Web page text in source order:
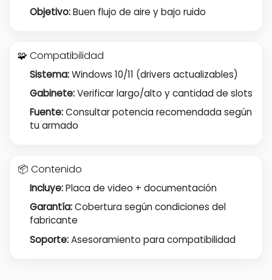
Objetivo:Buen flujo de aire y bajo ruido
🧩 Compatibilidad
Sistema:Windows 10/11 (drivers actualizables)
Gabinete:Verificar largo/alto y cantidad de slots
Fuente:Consultar potencia recomendada según
tu armado
📦 Contenido
Incluye:Placa de video + documentación
Garantía:Cobertura según condiciones del
fabricante
Soporte:Asesoramiento para compatibilidad